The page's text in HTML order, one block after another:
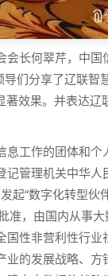
长何翠芹，中国
们分享了辽联智
著效果。并表达辽
工作的团体和个
管理机关中华人
起“数字化转型伙
，由国内从事大
国性非营利性行业
的发展战略、方